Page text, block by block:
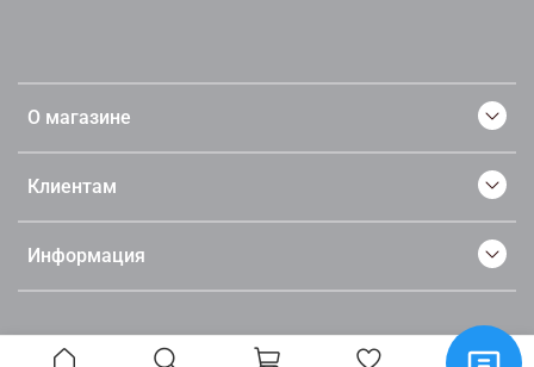
О магазине
Клиентам
Информация